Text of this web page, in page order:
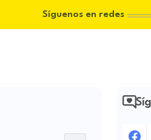
Síguenos en redes